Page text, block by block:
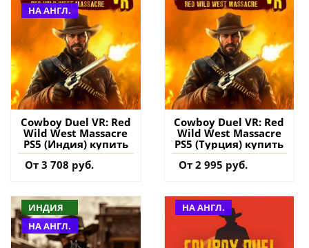
НА АНГЛ.
Cowboy Duel VR: Red
Wild West Massacre
PS5 (Индия) купить
От 3 708 руб.
Cowboy Duel VR: Red
Wild West Massacre
PS5 (Турция) купить
От 2 995 руб.
ИНДИЯ
НА АНГЛ.
НА АНГЛ.